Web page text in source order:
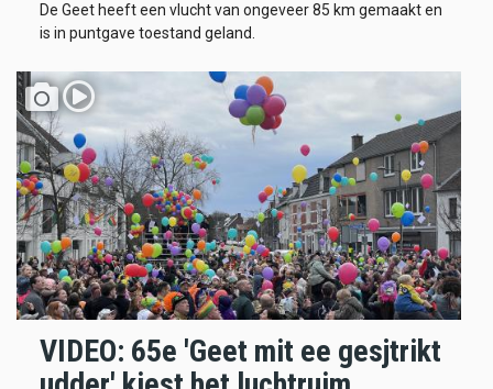
De Geet heeft een vlucht van ongeveer 85 km gemaakt en
is in puntgave toestand geland.
VIDEO: 65e 'Geet mit ee gesjtrikt